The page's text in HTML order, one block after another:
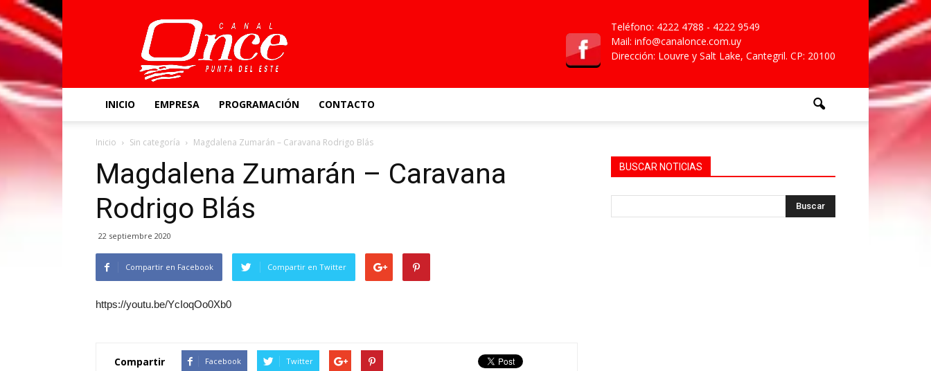
Canal
Once
Teléfono: 4222 4788 - 4222 9549
Mail: info@canalonce.com.uy
Dirección: Louvre y Salt Lake, Cantegril. CP: 20100
INICIO EMPRESA PROGRAMACIÓN CONTACTO
Inicio Sin categoría Magdalena Zumarán – Caravana Rodrigo Blás
Magdalena Zumarán – Caravana
Rodrigo Blás
22 septiembre 2020
Compartir en Facebook Compartir en Twitter
https://youtu.be/YcIoqOo0Xb0
Compartir Facebook Twitter
BUSCAR NOTICIAS